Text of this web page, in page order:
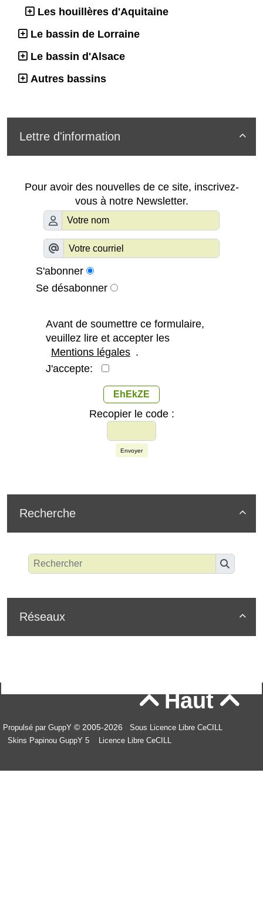
Les houillères d'Aquitaine
Le bassin de Lorraine
Le bassin d'Alsace
Autres bassins

Lettre d'information
Pour avoir des nouvelles de ce site, inscrivez-
vous à notre Newsletter.
S'abonner
Se désabonner
Avant de soumettre ce formulaire,
veuillez lire et accepter les
Mentions légales .
J'accepte:
EhEkZE
Recopier le code :
Envoyer

Recherche

Réseaux
Haut
Propulsé par GuppY © 2005-2026
Sous Licence Libre CeCILL
Skins Papinou GuppY 5
Licence Libre CeCILL